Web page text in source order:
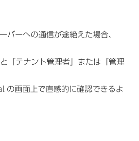
ーへの通信が途絶えた場合、
「テナント管理者」または「管理
画面上で直感的に確認できるよ